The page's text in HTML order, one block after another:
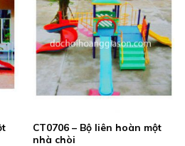
CT0706 – Bộ liên hoàn một
nhà chòi